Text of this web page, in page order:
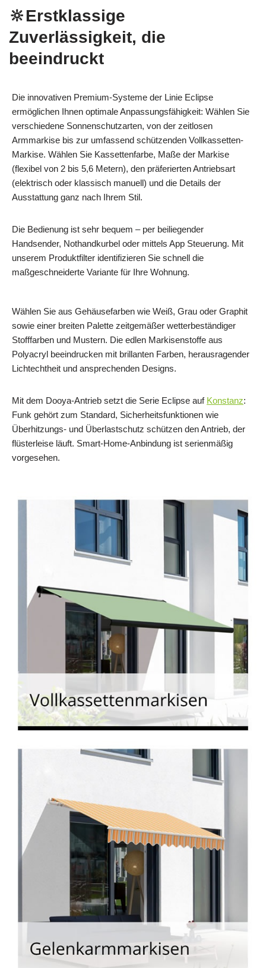
🔆Erstklassige
Zuverlässigkeit, die
beeindruckt
Die innovativen Premium-Systeme der Linie Eclipse
ermöglichen Ihnen optimale Anpassungsfähigkeit: Wählen Sie
verschiedene Sonnenschutzarten, von der zeitlosen
Armmarkise bis zur umfassend schützenden Vollkassetten-
Markise. Wählen Sie Kassettenfarbe, Maße der Markise
(flexibel von 2 bis 5,6 Metern), den präferierten Antriebsart
(elektrisch oder klassisch manuell) und die Details der
Ausstattung ganz nach Ihrem Stil.
Die Bedienung ist sehr bequem – per beiliegender
Handsender, Nothandkurbel oder mittels App Steuerung. Mit
unserem Produktfilter identifizieren Sie schnell die
maßgeschneiderte Variante für Ihre Wohnung.
Wählen Sie aus Gehäusefarben wie Weiß, Grau oder Graphit
sowie einer breiten Palette zeitgemäßer wetterbeständiger
Stofffarben und Mustern. Die edlen Markisenstoffe aus
Polyacryl beeindrucken mit brillanten Farben, herausragender
Lichtechtheit und ansprechenden Designs.
Mit dem Dooya-Antrieb setzt die Serie Eclipse auf Konstanz:
Funk gehört zum Standard, Sicherheitsfunktionen wie
Überhitzungs- und Überlastschutz schützen den Antrieb, der
flüsterleise läuft. Smart-Home-Anbindung ist serienmäßig
vorgesehen.